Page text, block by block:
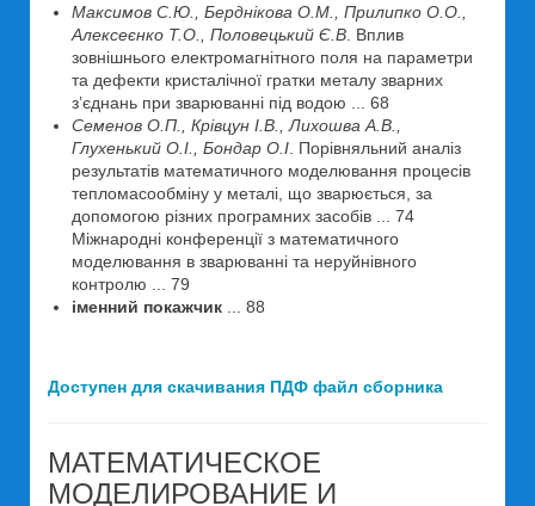
Максимов C.Ю., Берднікова О.М., Прилипко О.О.,
Алексеєнко Т.О., Половецький Є.В . Вплив
зовнішнього електромагнітного поля на параметри
та дефекти кристалічної гратки металу зварних
з’єднань при зварюванні під водою ... 68
Семенов O.П., Крівцун I.В., Лихошва А.В.,
Глухенький O.І., Бондар O.І . Порівняльний аналіз
результатів математичного моделювання процесів
тепломасообміну у металі, що зварюється, за
допомогою різних програмних засобів ... 74
Міжнародні конференції з математичного
моделювання в зварюванні та неруйнівного
контролю ... 79
іменний покажчик
... 88
Доступен для скачивания ПДФ файл сборника
МАТЕМАТИЧЕСКОЕ
МОДЕЛИРОВАНИЕ И